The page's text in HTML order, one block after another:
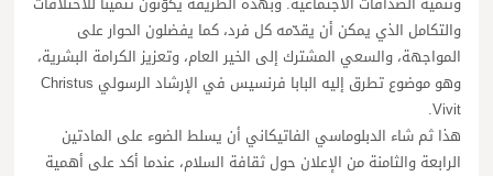
والتكامل الذي يمكن أن يقدّمه كل فرد، كما يفضلون الحوار على
المواجهة، والسعي المشترك إلى الخير العام، وتعزيز الكرامة البشرية،
وهو موضوع تطرق إليه البابا فرنسيس في الإرشاد الرسولي Christus
Vivit.
هذا ثم شاء الدبلوماسي الفاتيكاني أن يسلط الضوء على المادتين
الرابعة والثامنة من الإعلان حول ثقافة السلام، عندما أكد على أهمية